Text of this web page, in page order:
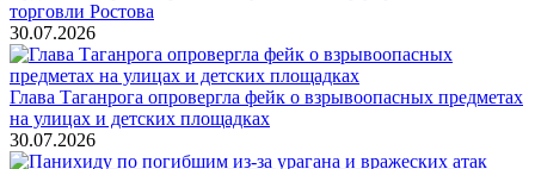
торговли Ростова
30.07.2026
Глава Таганрога опровергла фейк о взрывоопасных предметах
на улицах и детских площадках
30.07.2026